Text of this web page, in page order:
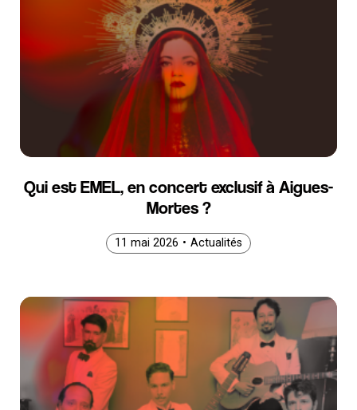
Qui est EMEL, en concert exclusif à Aigues-
Mortes ?
11 mai 2026 • Actualités
11 mai 2026